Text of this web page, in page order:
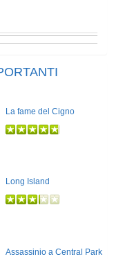
La fame del Cigno
Long Island
Assassinio a Central Park